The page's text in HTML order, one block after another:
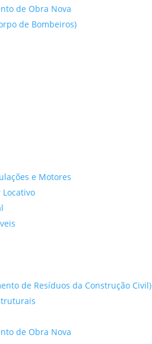
de Obra Nova
de Bombeiros)
e Motores
Locativo
de Resíduos da Construção Civil)
de Obra Nova